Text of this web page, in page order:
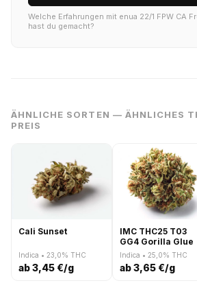
Welche Erfahrungen mit enua 22/1 FPW CA
hast du gemacht?
ÄHNLICHE SORTEN — ÄHNLICHES
PREIS
Cali Sunset
Indica • 23,0% THC
ab 3,45 €/g
IMC THC25 T03
GG4 Gorilla Glue
Indica • 25,0% THC
ab 3,65 €/g